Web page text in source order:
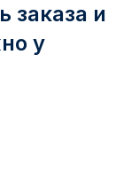
заказа и
у